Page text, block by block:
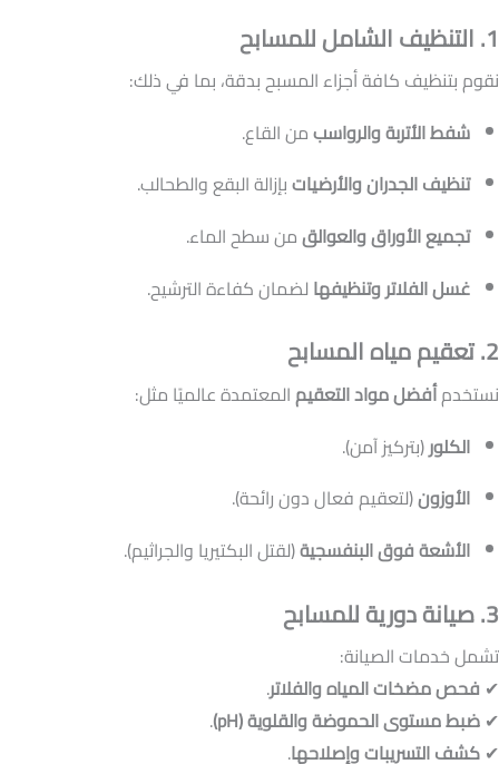
1. التنظيف الشامل للمسابح
نقوم بتنظيف كافة أجزاء المسبح بدقة، بما في ذلك:
شفط الأتربة والرواسبمن القاع.
تنظيف الجدران والأرضياتبإزالة البقع والطحالب.
تجميع الأوراق والعوالقمن سطح الماء.
غسل الفلاتر وتنظيفهالضمان كفاءة الترشيح.
2. تعقيم مياه المسابح
نستخدمأفضل مواد التعقيمالمعتمدة عالميًا مثل:
الكلور(بتركيز آمن).
الأوزون(لتعقيم فعال دون رائحة).
الأشعة فوق البنفسجية(لقتل البكتيريا والجراثيم).
3. صيانة دورية للمسابح
تشمل خدمات الصيانة:
✔ فحص مضخات المياه والفلاتر.
✔ ضبط مستوى الحموضة والقلوية (pH)
.
✔ كشف التسريبات وإصلاحها.